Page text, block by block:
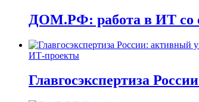
ДОМ.РФ: работа в ИТ со
ИТ-проекты
Главгосэкспертиза